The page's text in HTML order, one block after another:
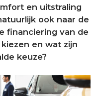
en uitstraling
ook naar de
financiering van de
en wat zijn
keuze?